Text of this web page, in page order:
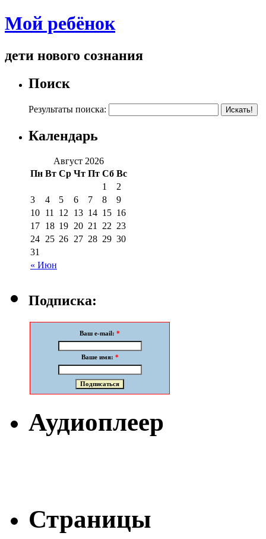
Мой ребёнок
дети нового сознания
Поиск
Результаты поиска:
Календарь
Август 2026
Пн Вт Ср Чт Пт Сб Вс
« Июн
1
2
3
4 5 6 7 8
9
10 11 12 13 14 15 16
17 18 19 20 21 22 23
24 25 26 27 28 29 30
31
Подписка:
Ваш e-mail: *
Ваше имя: *
Аудиоплеер
Страницы